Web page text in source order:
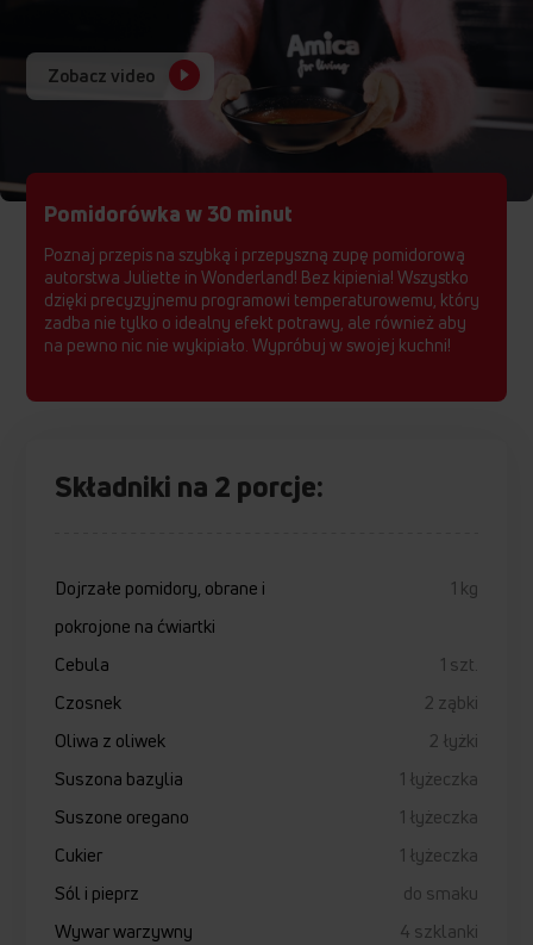
Zobacz video
Pomidorówka w 30 minut
Poznaj przepis na szybką i przepyszną zupę pomidorową
autorstwa Juliette in Wonderland! Bez kipienia! Wszystko
dzięki precyzyjnemu programowi temperaturowemu, który
zadba nie tylko o idealny efekt potrawy, ale również aby
na pewno nic nie wykipiało. Wypróbuj w swojej kuchni!
Składniki na 2 porcje:
Dojrzałe pomidory, obrane i
1 kg
pokrojone na ćwiartki
Cebula
1 szt.
Czosnek
2 ząbki
Oliwa z oliwek
2 łyżki
Suszona bazylia
1 łyżeczka
Suszone oregano
1 łyżeczka
Cukier
1 łyżeczka
Sól i pieprz
do smaku
Wywar warzywny
4 szklanki